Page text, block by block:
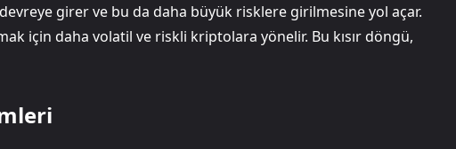
girer ve bu da daha büyük risklere girilmesine yol açar.
için daha volatil ve riskli kriptolara yönelir. Bu kısır döngü,